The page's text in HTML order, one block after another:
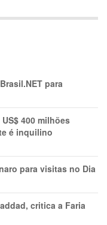
para
400 milhões
é inquilino
para visitas no Dia
critica a Faria